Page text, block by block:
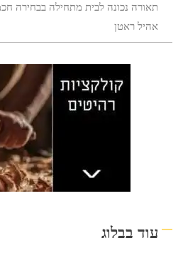
תאורה נכונה לבית מתחילה בבחירה
אהיל ראטן
עוד בבלוג